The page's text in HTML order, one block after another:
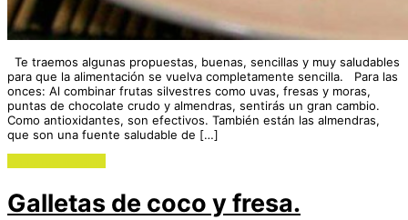
Te traemos algunas propuestas, buenas, sencillas y muy saludables
para que la alimentación se vuelva completamente sencilla. Para las
onces: Al combinar frutas silvestres como uvas, fresas y moras,
puntas de chocolate crudo y almendras, sentirás un gran cambio.
Como antioxidantes, son efectivos. También están las almendras,
que son una fuente saludable de […]
Galletas de coco y fresa.